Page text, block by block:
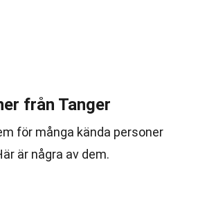
från Tanger
för många kända personer
är några av dem.